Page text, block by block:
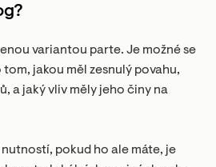
variantou parte. Je možné se
jakou měl zesnulý povahu,
a jaký vliv měly jeho činy na
pokud ho ale máte, je